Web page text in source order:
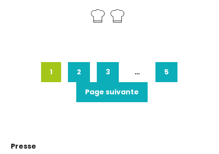
1 2 3 … 5
Page suivante
Presse